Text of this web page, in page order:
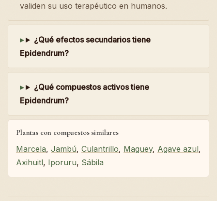
validen su uso terapéutico en humanos.
¿Qué efectos secundarios tiene
Epidendrum?
¿Qué compuestos activos tiene
Epidendrum?
Plantas con compuestos similares
Marcela, Jambú, Culantrillo, Maguey, Agave azul,
Axihuitl, Iporuru, Sábila